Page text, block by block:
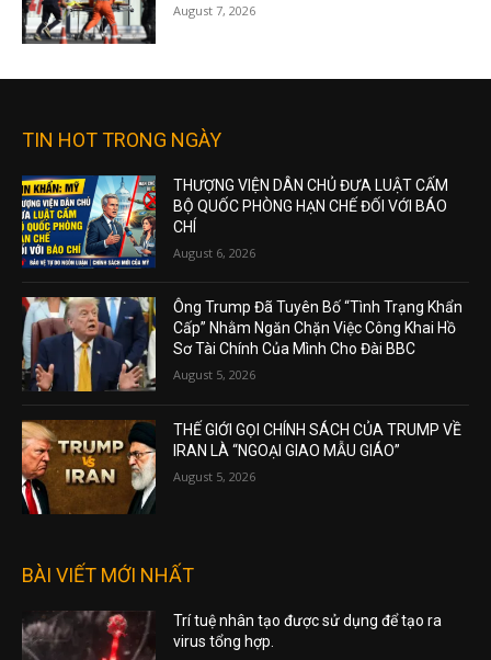
August 7, 2026
TIN HOT TRONG NGÀY
THƯỢNG VIỆN DÂN CHỦ ĐƯA LUẬT CẤM
BỘ QUỐC PHÒNG HẠN CHẾ ĐỐI VỚI BÁO
CHÍ
August 6, 2026
Ông Trump Đã Tuyên Bố “Tình Trạng Khẩn
Cấp” Nhằm Ngăn Chặn Việc Công Khai Hồ
Sơ Tài Chính Của Mình Cho Đài BBC
August 5, 2026
THẾ GIỚI GỌI CHÍNH SÁCH CỦA TRUMP VỀ
IRAN LÀ “NGOẠI GIAO MẪU GIÁO”
August 5, 2026
BÀI VIẾT MỚI NHẤT
Trí tuệ nhân tạo được sử dụng để tạo ra
virus tổng hợp.